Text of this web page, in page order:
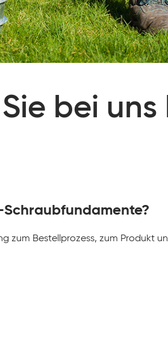
bei
Schraubfundamente?
zum Bestellprozess, zum Produkt